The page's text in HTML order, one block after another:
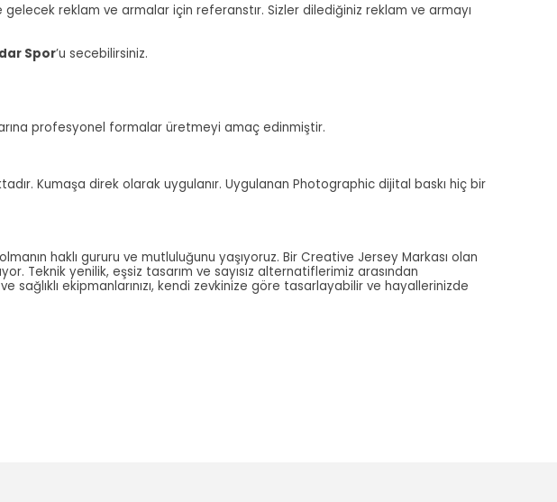
reklam ve armalar için referanstır. Sizler dilediğiniz reklam ve armayı
Spor’u secebilirsiniz.
profesyonel formalar üretmeyi amaç edinmiştir.
Kumaşa direk olarak uygulanır. Uygulanan Photographic dijital baskı hiç bir
haklı gururu ve mutluluğunu yaşıyoruz. Bir Creative Jersey Markası olan
Teknik yenilik, eşsiz tasarım ve sayısız alternatiflerimiz arasından
ekipmanlarınızı, kendi zevkinize göre tasarlayabilir ve hayallerinizde